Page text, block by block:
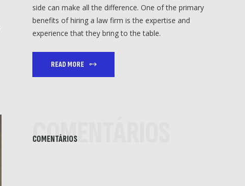
side can make all the difference. One of the primary
benefits of hiring a law firm is the expertise and
experience that they bring to the table.
READ MORE
COMENTÁRIOS
COMENTÁRIOS